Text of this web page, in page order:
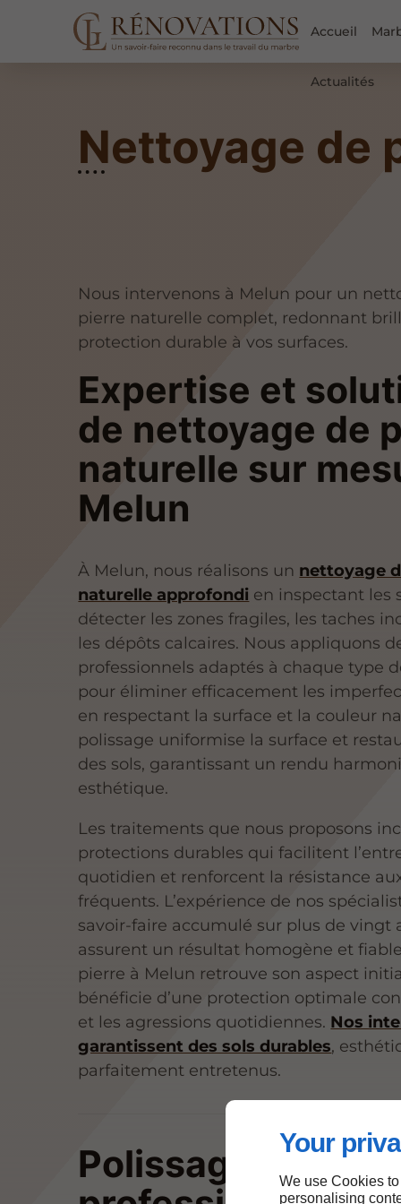
Your
We use Cookies
personalising
Accueil
Actualités
Nettoyage de
Nous intervenons à Melun pour un
pierre naturelle complet, redonnant
protection durable à vos surfaces.
Expertise et
de nettoyage de
naturelle sur
Melun
À Melun, nous réalisons un nettoyage
naturelle approfondi en inspectant les
détecter les zones fragiles, les taches
les dépôts calcaires. Nous appliquons
professionnels adaptés à chaque type
pour éliminer efficacement les
en respectant la surface et la couleur
polissage uniformise la surface et
des sols, garantissant un rendu
esthétique.
Les traitements que nous proposons
protections durables qui facilitent
quotidien et renforcent la résistance
fréquents. L’expérience de nos
savoir-faire accumulé sur plus de vingt
assurent un résultat homogène et
pierre à Melun retrouve son aspect
bénéficie d’une protection optimale
et les agressions quotidiennes. Nos
garantissent des sols durables,
parfaitement entretenus.
Polissage